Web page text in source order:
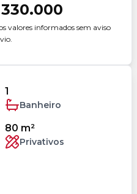
valores informados sem aviso
1
Banheiro
80 m²
Privativos